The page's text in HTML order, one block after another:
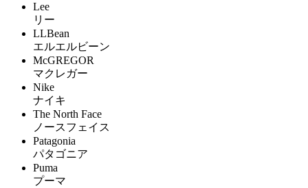
Lee
リー
LLBean
エルエルビーン
McGREGOR
マクレガー
Nike
ナイキ
The North Face
ノースフェイス
Patagonia
パタゴニア
Puma
プーマ